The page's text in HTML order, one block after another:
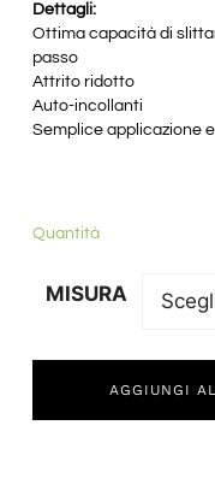
Dettagli:
Ottima capacità di
passo
Attrito ridotto
Auto-incollanti
Semplice applicazione
Quantità
MISURA
AGGIUNGI